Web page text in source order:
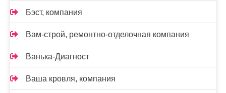
Бэст, компания
Вам-cтрой, ремонтно-отделочная компания
Ванька-Диагност
Ваша кровля, компания